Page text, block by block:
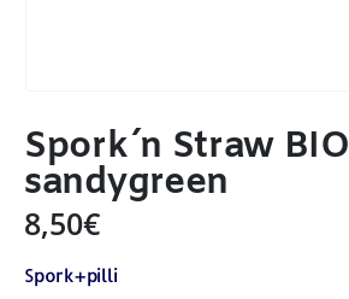
Spork´n Straw BIO
sandygreen
8,50€
Spork+pilli